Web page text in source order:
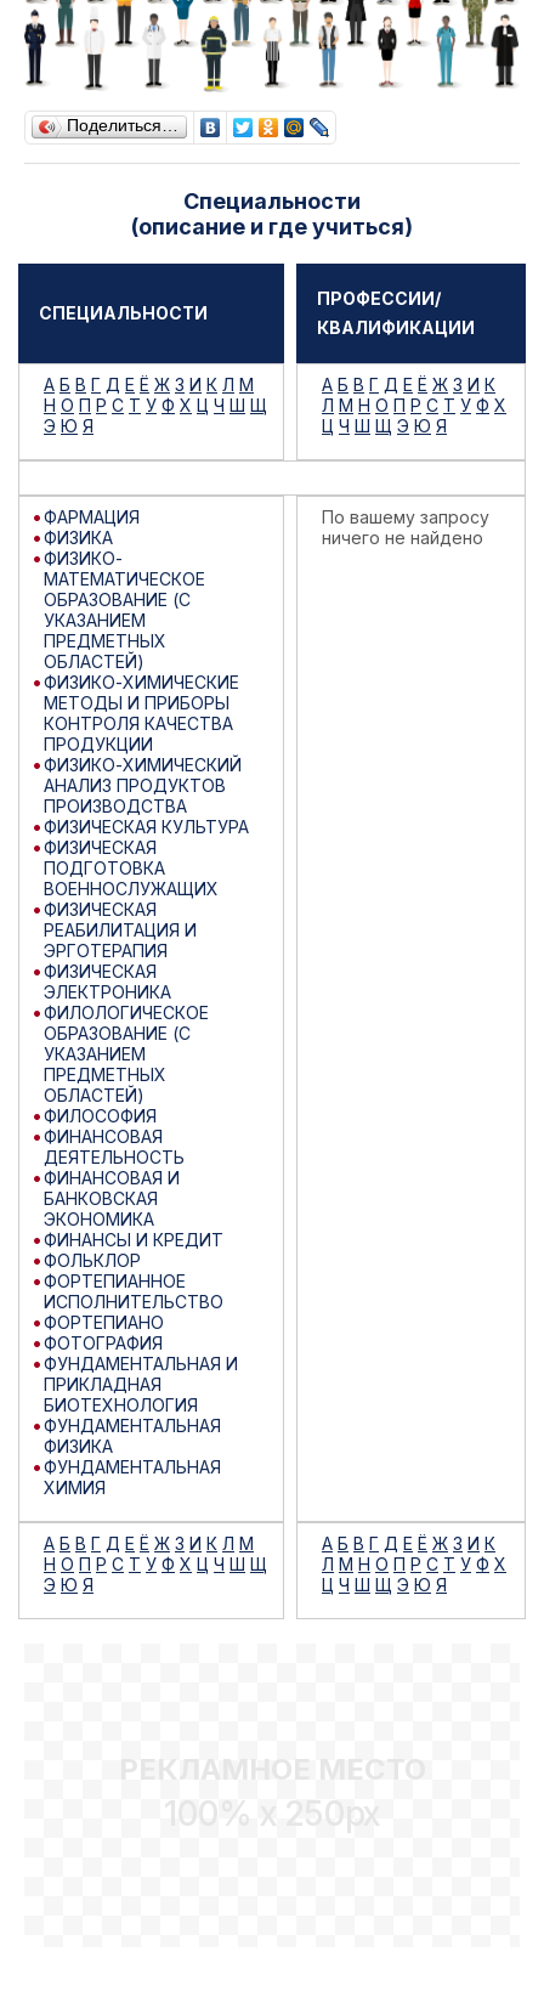
Поделиться…
Специальности
(описание и где учиться)
СПЕЦИАЛЬНОСТИ
ПРОФЕССИИ/
КВАЛИФИКАЦИИ
А Б В Г Д Е Ё Ж З И К Л М
Н О П Р С Т У Ф Х Ц Ч Ш Щ
Э Ю Я
А Б В Г Д Е Ё Ж З И К
Л М Н О П Р С Т У Ф Х
Ц Ч Ш Щ Э Ю Я
ФАРМАЦИЯ
ФИЗИКА
ФИЗИКО-
МАТЕМАТИЧЕСКОЕ
ОБРАЗОВАНИЕ (С
УКАЗАНИЕМ
ПРЕДМЕТНЫХ
ОБЛАСТЕЙ)
ФИЗИКО-ХИМИЧЕСКИЕ
МЕТОДЫ И ПРИБОРЫ
КОНТРОЛЯ КАЧЕСТВА
ПРОДУКЦИИ
ФИЗИКО-ХИМИЧЕСКИЙ
АНАЛИЗ ПРОДУКТОВ
ПРОИЗВОДСТВА
ФИЗИЧЕСКАЯ КУЛЬТУРА
ФИЗИЧЕСКАЯ
ПОДГОТОВКА
ВОЕННОСЛУЖАЩИХ
ФИЗИЧЕСКАЯ
РЕАБИЛИТАЦИЯ И
ЭРГОТЕРАПИЯ
ФИЗИЧЕСКАЯ
ЭЛЕКТРОНИКА
ФИЛОЛОГИЧЕСКОЕ
ОБРАЗОВАНИЕ (С
УКАЗАНИЕМ
ПРЕДМЕТНЫХ
ОБЛАСТЕЙ)
ФИЛОСОФИЯ
ФИНАНСОВАЯ
ДЕЯТЕЛЬНОСТЬ
ФИНАНСОВАЯ И
БАНКОВСКАЯ
ЭКОНОМИКА
ФИНАНСЫ И КРЕДИТ
ФОЛЬКЛОР
ФОРТЕПИАННОЕ
ИСПОЛНИТЕЛЬСТВО
ФОРТЕПИАНО
ФОТОГРАФИЯ
ФУНДАМЕНТАЛЬНАЯ И
ПРИКЛАДНАЯ
БИОТЕХНОЛОГИЯ
ФУНДАМЕНТАЛЬНАЯ
ФИЗИКА
ФУНДАМЕНТАЛЬНАЯ
ХИМИЯ
По вашему запросу
ничего не найдено
А Б В Г Д Е Ё Ж З И К Л М
Н О П Р С Т У Ф Х Ц Ч Ш Щ
Э Ю Я
А Б В Г Д Е Ё Ж З И К
Л М Н О П Р С Т У Ф Х
Ц Ч Ш Щ Э Ю Я
РЕКЛАМНОЕ МЕСТО
100% x 250px